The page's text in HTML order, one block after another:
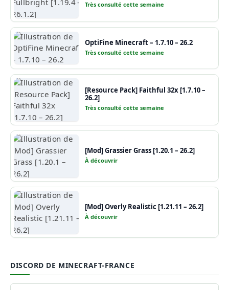
Très consulté cette semaine
OptiFine Minecraft – 1.7.10 – 26.2
Très consulté cette semaine
[Resource Pack] Faithful 32x [1.7.10 –
26.2]
Très consulté cette semaine
[Mod] Grassier Grass [1.20.1 – 26.2]
À découvrir
[Mod] Overly Realistic [1.21.11 – 26.2]
À découvrir
DISCORD DE MINECRAFT-FRANCE